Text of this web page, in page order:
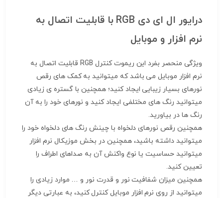
درایور ال ای دی RGB با قابلیت اتصال به
نرم افزار و موبایل
ویژگی منحصر بفرد این ریموت کنترل RGB قابلیت اتصال به
نرم افزار موبایل می باشد که میتوانید به کمک های رقص
نورهای بسیار زیبایی ایجاد کنید؛ همچنین با گستره ی زیادی
میتوانید رنگ های مختلفی ایجاد کنید و نورهای خود را به آن
رنگ ها در بیاورید.
همچنین رقص نورهای دلخواه با چینش رنگ های دلخواه خود را
میتوانید داشته باشید، همچنین در بخش موزیکال نرم افزار
میتوانید حساسیت یا نوع واکنش آن به صداهای اطراف را
تعیین کنید.
همچنین میزان شفافیت نور و قدرت نور و … موارد زیادی را
میتوانید از روی نرم افزار موبایل کنترل کنید، به عبارتی دیگر